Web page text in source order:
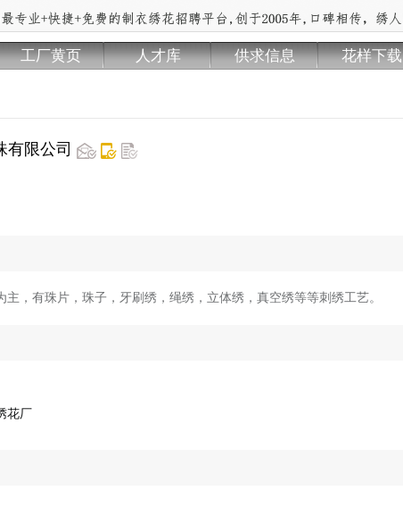
工厂黄页 人才库 供求信息 花样下载
有限公司
，有珠片，珠子，牙刷绣，绳绣，立体绣，真空绣等等刺绣工艺。
花厂